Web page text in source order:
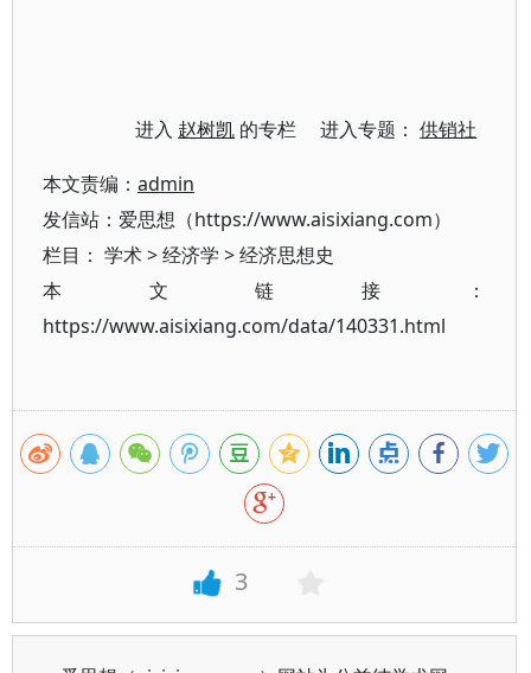
进入 赵树凯 的专栏 进入专题：供销社
本文责编： admin
发信站：爱思想（https://www.aisixiang.com）
栏目： 学术>经济学 >经济思想史
本文链接：
https://www.aisixiang.com/data/140331.html
3